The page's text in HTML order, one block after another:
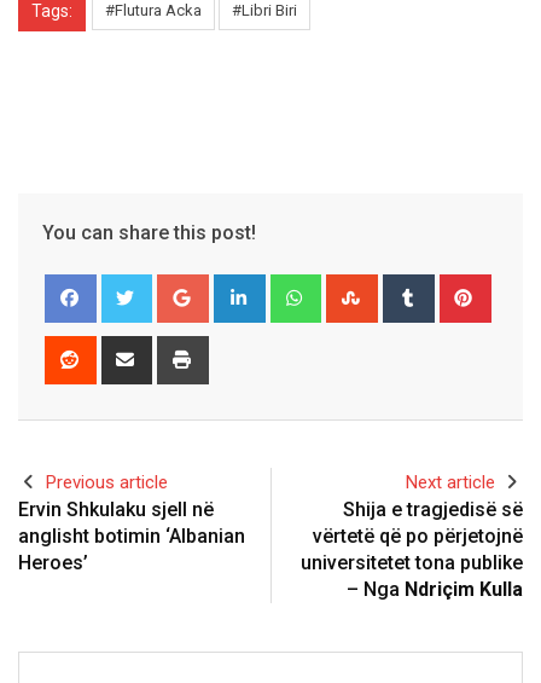
Tags: #Flutura Acka #Libri Biri
You can share this post!
Google+ LinkedIn WhatsappStumbleUpon
Tumblr
Reddit
Share
Previous article
Ervin Shkulaku sjell në
anglisht botimin ‘Albanian
Heroes’
Next article
Shija e tragjedisë së
vërtetë që po përjetojnë
universitetet tona publike
– Nga Ndriçim Kulla